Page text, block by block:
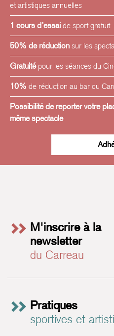
et artistiques annuelles
1 cours d’essai de sport gratuit
50% de réduction sur les
Gratuitépour les séances du
10% de réduction au bar du
Possibilité de reporter votre
même spectacle
M'inscrire à la
newsletter
du Carreau
Pratiques
sportives et